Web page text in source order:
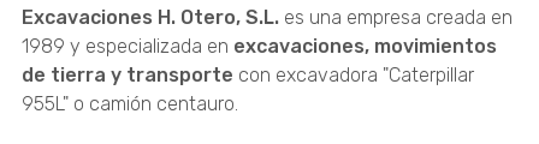
Excavaciones H. Otero, S.L.es una empresa creada en
1989 y especializada en excavaciones, movimientos
de tierra y transporte con excavadora "Caterpillar
955L" o camión centauro.